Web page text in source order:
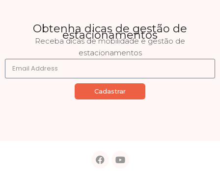
Obtenha dicas de gestão de
estacionamentos
Receba dicas de mobilidade e gestão de
estacionamentos
Cadastrar